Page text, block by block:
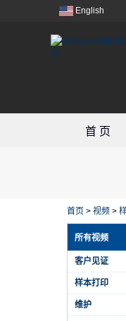
English
首 页
首页 > 视频 >
所有视频
客户见证
样本打印
维护